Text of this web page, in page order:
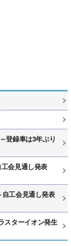
登録車は3年ぶり
会見通し発表
工会見通し発表
スターイオン発生